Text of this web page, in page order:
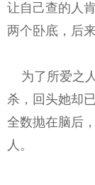
让自己查的人
两个卧底，后
为了所爱之
杀，回头她却
全数抛在脑后
人。